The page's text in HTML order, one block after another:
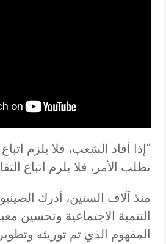
“إذا أفاد الشعب، فلا يلزم
تطلب الأمر، فلا يلزم اتباع
منذ آلاف السنين، أدرك
التنمية الاجتماعية وتحسين
المفهوم الذي تم توريثه